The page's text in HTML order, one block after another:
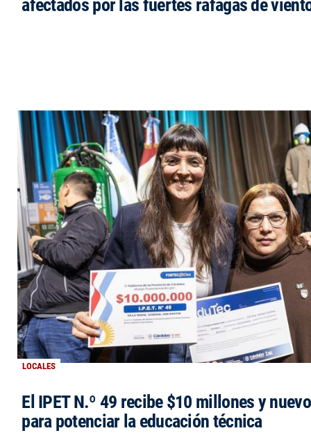
afectados por las fuertes ráfagas de
LOCALES
El IPET N.º 49 recibe $10 millones y
para potenciar la educación técnica